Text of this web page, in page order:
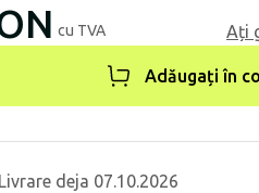
cu TVA Ați
Adăugați în
Livrare deja 07.10.2026